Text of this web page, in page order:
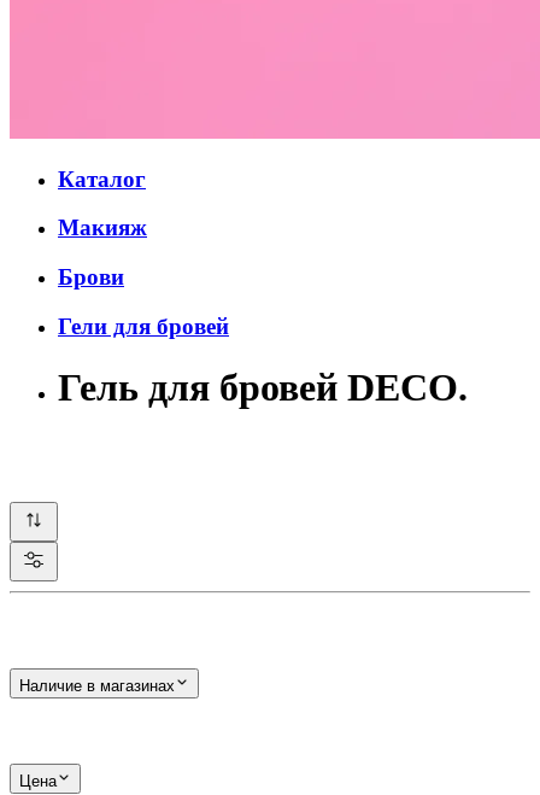
Каталог
Макияж
Брови
Гели для бровей
Гель для бровей DECO.
Наличие в магазинах
Цена